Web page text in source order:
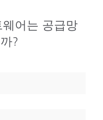
어는 공급망
?